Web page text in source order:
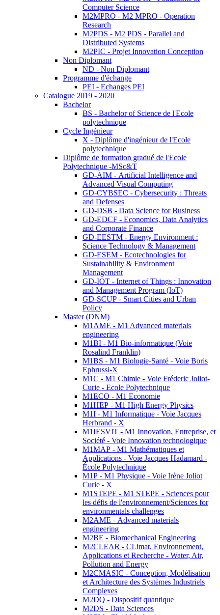
Computer Science
M2MPRO - M2 MPRO - Operation
Research
M2PDS - M2 PDS - Parallel and
Distributed Systems
M2PIC - Projet Innovation Conception
Non Diplomant
ND - Non Diplomant
Programme d'échange
PEI - Echanges PEI
Catalogue 2019 - 2020
Bachelor
BS - Bachelor of Science de l'Ecole
polytechnique
Cycle Ingénieur
X - Diplôme d'ingénieur de l'Ecole
polytechnique
Diplôme de formation gradué de l'Ecole
Polytechnique -MSc&T
GD-AIM - Artificial Intelligence and
Advanced Visual Computing
GD-CYBSEC - Cybersecurity : Threats
and Defenses
GD-DSB - Data Science for Business
GD-EDCF - Economics, Data Analytics
and Corporate Finance
GD-EESTM - Energy Environment :
Science Technology & Management
GD-ESEM - Ecotechnologies for
Sustainability & Environment
Management
GD-IOT - Internet of Things : Innovation
and Management Program (IoT)
GD-SCUP - Smart Cities and Urban
Policy
Master (DNM)
M1AME - M1 Advanced materials
engineering
M1BI - M1 Bio-informatique (Voie
Rosalind Franklin)
M1BS - M1 Biologie-Santé - Voie Boris
Ephrussi-X
M1C - M1 Chimie - Voie Fréderic Joliot-
Curie - Ecole Polytechnique
M1ECO - M1 Economie
M1HEP - M1 High Energy Physics
M1I - M1 Informatique - Voie Jacques
Herbrand - X
M1IESVIT - M1 Innovation, Entreprise, et
Société - Voie Innovation technologique
M1MAP - M1 Mathématiques et
Applications - Voie Jacques Hadamard -
École Polytechnique
M1P - M1 Physique - Voie Irène Joliot
Curie - X
M1STEPE - M1 STEPE - Sciences pour
les défis de l'environnement/Sciences for
environmentals challenges
M2AME - Advanced materials
engineering
M2BE - Biomechanical Engineering
M2CLEAR - CLimat, Environnement,
Applications et Recherche - Water, Air,
Pollution and Energy
M2CMASIC - Conception, Modélisation
et Architecture des Systèmes Industriels
Complexes
M2DQ - Dispositif quantique
M2DS - Data Sciences